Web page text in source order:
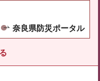
奈良県防災ポータル